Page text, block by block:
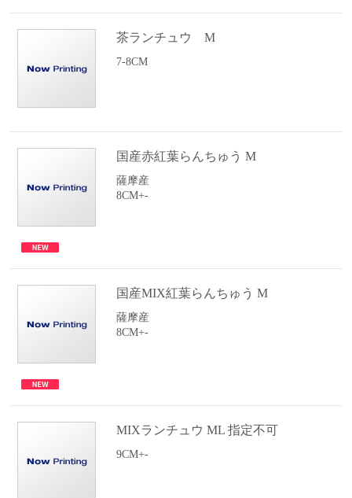
茶ランチュウ M
7-8CM
国産赤紅葉らんちゅう M
薩摩産
8CM+-
国産MIX紅葉らんちゅう M
薩摩産
8CM+-
MIXランチュウ ML 指定不可
9CM+-